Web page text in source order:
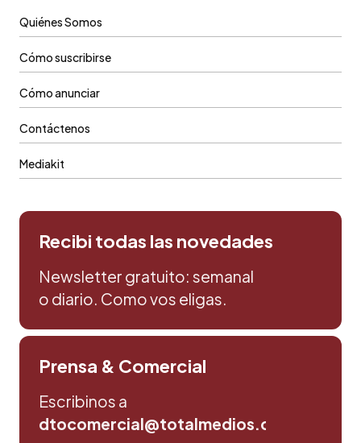
Quiénes Somos
Cómo suscribirse
Cómo anunciar
Contáctenos
Mediakit
Recibi todas las novedades
Newsletter gratuito: semanal
o diario. Como vos eligas.
Prensa & Comercial
Escribinos a
dtocomercial@totalmedios.com